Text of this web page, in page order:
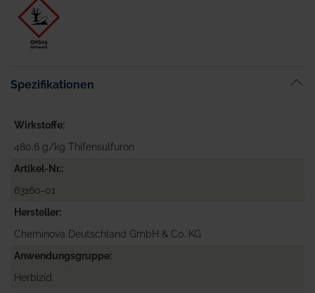
Spezifikationen
Wirkstoffe
480.6 g/kg Thifensulfuron
Artikel-Nr.
63160-01
Hersteller
Cheminova Deutschland GmbH & Co. KG
Anwendungsgruppe
Herbizid